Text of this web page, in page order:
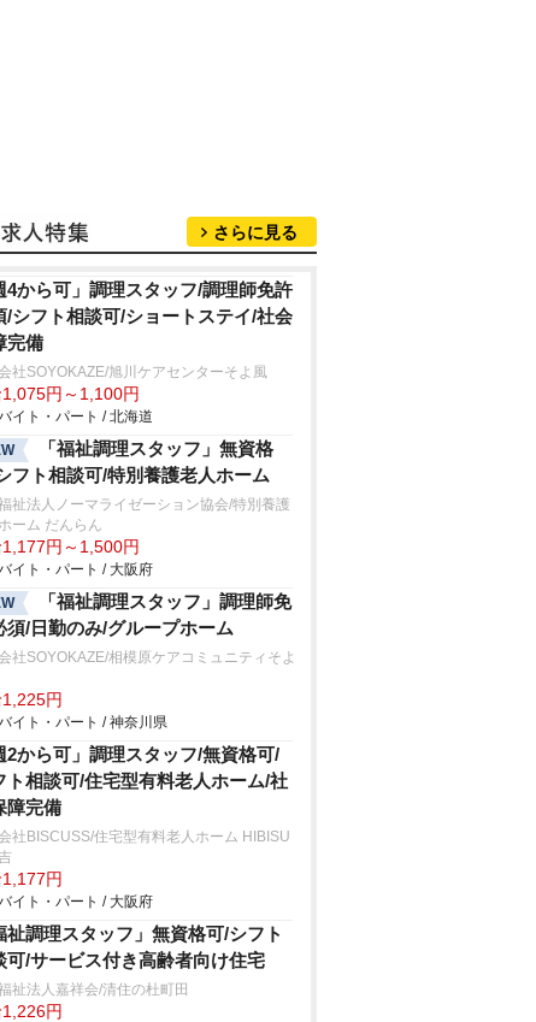
さらに見る
4から可」調理スタッフ/調理師免許
/シフト相談可/ショートステイ/社会
完備
社SOYOKAZE/旭川ケアセンターそよ風
1,075円～1,100円
イト・パート / 北海道
「福祉調理スタッフ」無資格
フト相談可/特別養護老人ホーム
祉法人ノーマライゼーション協会/特別養護
ーム だんらん
1,177円～1,500円
イト・パート / 大阪府
「福祉調理スタッフ」調理師免
須/日勤のみ/グループホーム
社SOYOKAZE/相模原ケアコミュニティそよ
円
イト・パート / 神奈川県
2から可」調理スタッフ/無資格可/
ト相談可/住宅型有料老人ホーム/社
障完備
社BISCUSS/住宅型有料老人ホーム HIBISU
円
イト・パート / 大阪府
祉調理スタッフ」無資格可/シフト
可/サービス付き高齢者向け住宅
祉法人嘉祥会/清住の杜町田
円